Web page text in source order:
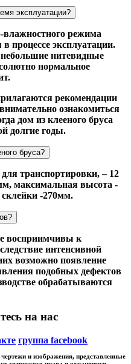
эксплуатации?
влажностного режима
процессе эксплуатации.
нитевидные
нормальное
рекомендации
ознакомиться
дом из клееного бруса
долгие годы.
бруса?
транспортировки, – 12
максимальная высота -
-270мм.
восприимчивы к
интенсивной
возможно появление
подобных дефектов
обрабатываются
на нас
группа facebook
и изображения, представленные